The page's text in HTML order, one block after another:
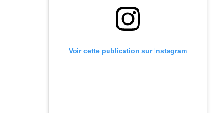
Voir cette publication sur Instagram